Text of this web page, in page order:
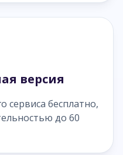
версия
сервиса бесплатно,
до 60